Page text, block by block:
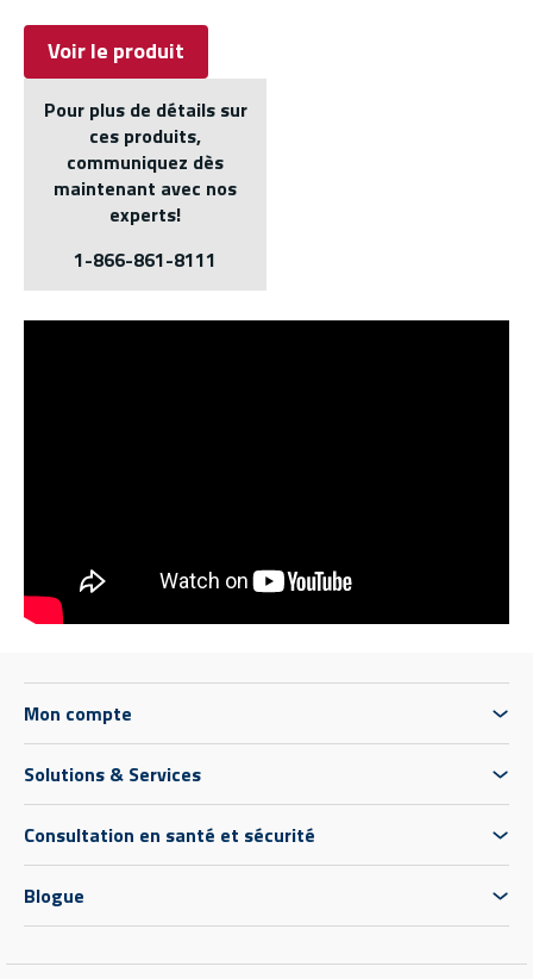
Voir le produit
Pour plus de détails sur
ces produits,
communiquez dès
maintenant avec nos
experts!
1-866-861-8111
Mon compte
Solutions & Services
Consultation en santé et sécurité
Blogue